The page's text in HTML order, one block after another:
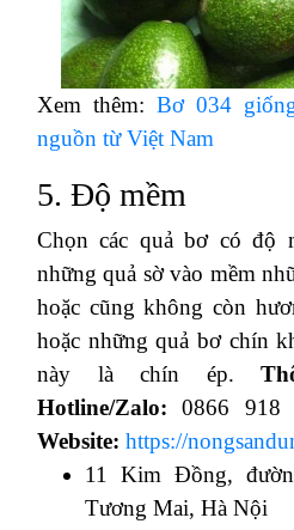
Xem thêm: Bơ 034
nguồn từ Việt Nam
5. Độ mềm
Chọn các quả bơ có độ
những quả sờ vào mềm
hoặc cũng không còn
hoặc những quả bơ chín
này là chín ép.
Hotline/Zalo: 0866 918
Website: https://
11 Kim Đồng,
Tương Mai, Hà Nội